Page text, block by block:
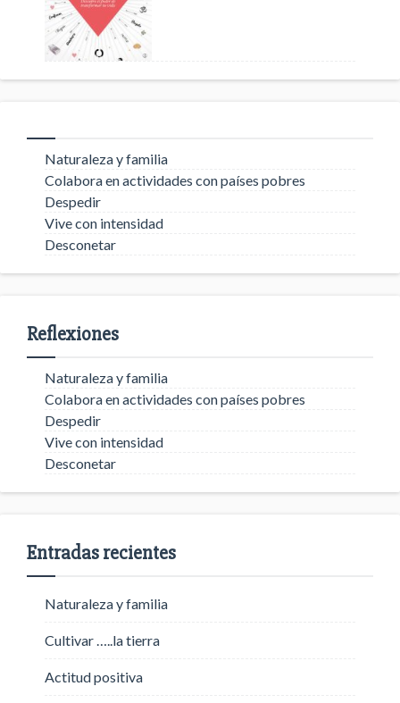
Naturaleza y familia
Colabora en actividades con países pobres
Despedir
Vive con intensidad
Desconetar
Reflexiones
Naturaleza y familia
Colabora en actividades con países pobres
Despedir
Vive con intensidad
Desconetar
Entradas recientes
Naturaleza y familia
Cultivar …..la tierra
Actitud positiva